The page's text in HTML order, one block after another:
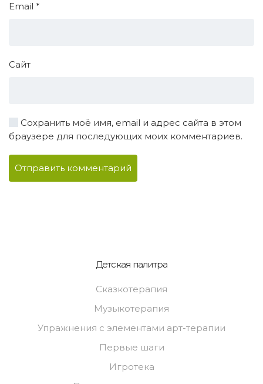
Email *
Сайт
Сохранить моё имя, email и адрес сайта в этом
браузере для последующих моих комментариев.
Отправить комментарий
Детская палитра
Сказкотерапия
Музыкотерапия
Упражнения с элементами арт-терапии
Первые шаги
Игротека